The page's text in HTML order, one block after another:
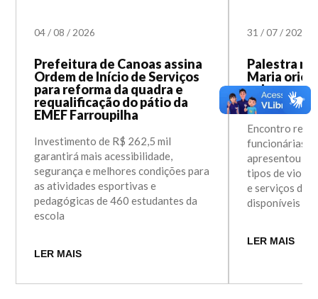
04/08/ 2026
Prefeitura de Canoas assina
Ordem de Início de Serviços
para reforma da quadra e
requalificação do pátio da
EMEF Farroupilha
Investimento de R$ 262,5 mil
garantirá mais acessibilidade,
segurança e melhores condições para
as atividades esportivas e
pedagógicas de 460 estudantes da
escola
LER MAIS
31/07/ 2026
Palestra na
Maria
sobre
violência
Encontro
funcionárias
apresentou
tipos de
e serviços de
disponíveis
LER MAIS